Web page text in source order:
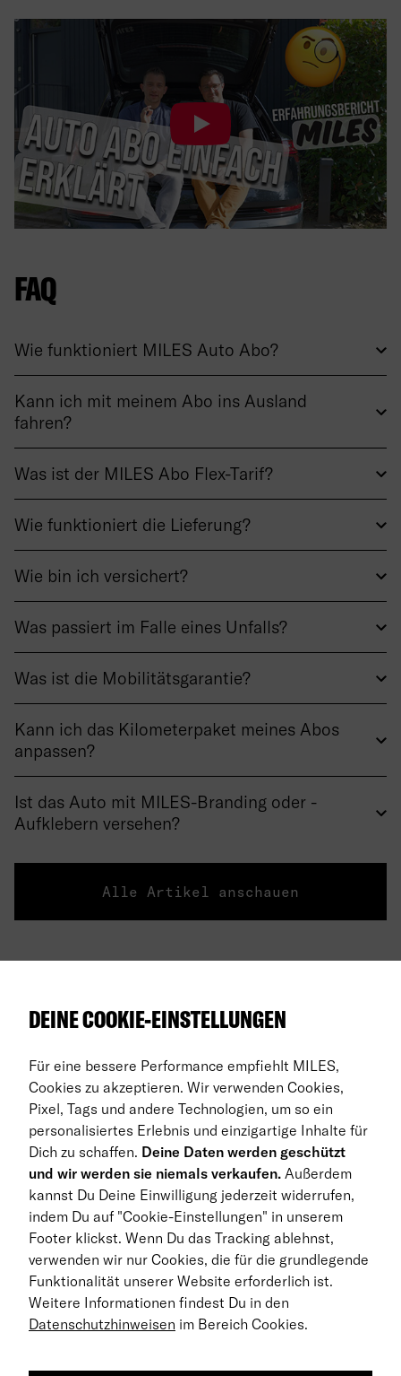
FAQ
Wie funktioniert MILES Auto Abo?
Kann ich mit meinem Abo ins Ausland
fahren?
Was ist der MILES Abo Flex-Tarif?
Wie funktioniert die Lieferung?
Wie bin ich versichert?
Was passiert im Falle eines Unfalls?
Was ist die Mobilitätsgarantie?
Kann ich das Kilometerpaket meines Abos
anpassen?
Ist das Auto mit MILES-Branding oder -
Aufklebern versehen?
Alle Artikel anschauen
Über uns
FAQ
Business Abo
Rückgabe
DE
© 2026 MILES Mobility GmbH
Geschäftsbedingungen
Datenschutzerklärung
DEINE COOKIE-EINSTELLUNGEN
Für eine bessere Performance empfiehlt MILES,
Cookies zu akzeptieren. Wir verwenden Cookies,
Pixel, Tags und andere Technologien, um so ein
personalisiertes Erlebnis und einzigartige Inhalte für
Dich zu schaffen. Deine Daten werden geschützt
und wir werden sie niemals verkaufen. Außerdem
kannst Du Deine Einwilligung jederzeit widerrufen,
indem Du auf "Cookie-Einstellungen" in unserem
Footer klickst. Wenn Du das Tracking ablehnst,
verwenden wir nur Cookies, die für die grundlegende
Funktionalität unserer Website erforderlich ist.
Weitere Informationen findest Du in den
Datenschutzhinweisen im Bereich Cookies.